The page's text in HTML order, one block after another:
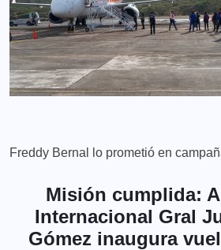
Freddy Bernal lo prometió en
Misión cumplida:
Internacional Gral
Gómez inaugura